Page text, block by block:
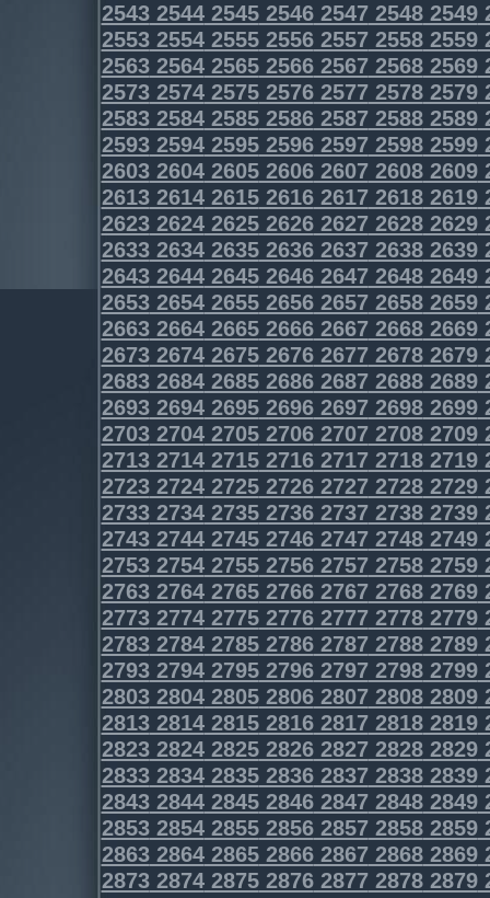
2543254425452546254725482549
2553255425552556255725582559
2563256425652566256725682569
2573257425752576257725782579
2583258425852586258725882589
2593259425952596259725982599
2603260426052606260726082609
2613261426152616261726182619
2623262426252626262726282629
2633263426352636263726382639
2643264426452646264726482649
2653265426552656265726582659
2663266426652666266726682669
2673267426752676267726782679
2683268426852686268726882689
2693269426952696269726982699
2703270427052706270727082709
2713271427152716271727182719
2723272427252726272727282729
2733273427352736273727382739
2743274427452746274727482749
2753275427552756275727582759
2763276427652766276727682769
2773277427752776277727782779
2783278427852786278727882789
2793279427952796279727982799
2803280428052806280728082809
2813281428152816281728182819
2823282428252826282728282829
2833283428352836283728382839
2843284428452846284728482849
2853285428552856285728582859
2863286428652866286728682869
2873287428752876287728782879